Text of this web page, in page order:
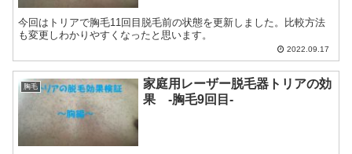
今回はトリアで胸毛11回目脱毛前の状態を更新しました。比較方法
も変更しわかりやすくなったと思います。
2022.09.17
胸毛
家庭用レーザー脱毛器トリアの効
果 -胸毛9回目-